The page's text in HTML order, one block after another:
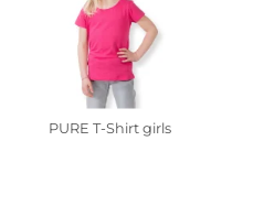
PURE T-Shirt girls